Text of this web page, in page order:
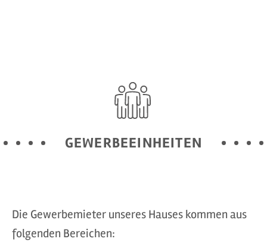
GEWERBEEINHEITEN
Die Gewerbemieter unseres Hauses kommen aus
folgenden Bereichen: